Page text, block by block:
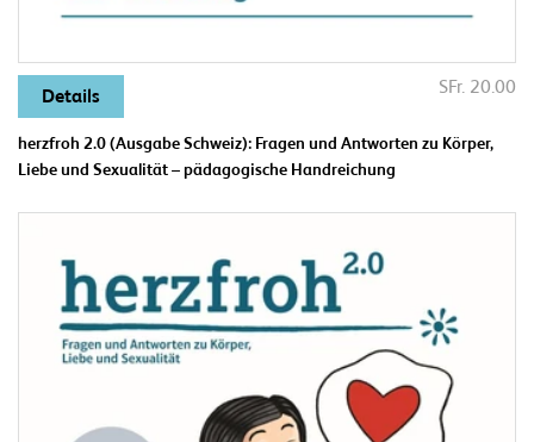
Details SFr. 20.00
herzfroh 2.0 (Ausgabe Schweiz): Fragen und Antworten zu Körper,
Liebe und Sexualität – pädagogische Handreichung